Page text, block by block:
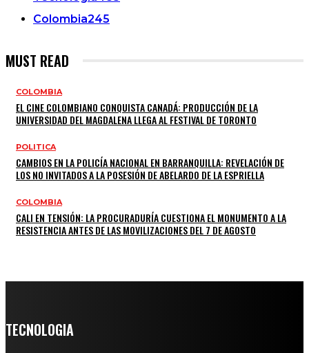
Colombia245
MUST READ
COLOMBIA
EL CINE COLOMBIANO CONQUISTA CANADÁ: PRODUCCIÓN DE LA
UNIVERSIDAD DEL MAGDALENA LLEGA AL FESTIVAL DE TORONTO
POLITICA
CAMBIOS EN LA POLICÍA NACIONAL EN BARRANQUILLA: REVELACIÓN DE
LOS NO INVITADOS A LA POSESIÓN DE ABELARDO DE LA ESPRIELLA
COLOMBIA
CALI EN TENSIÓN: LA PROCURADURÍA CUESTIONA EL MONUMENTO A LA
RESISTENCIA ANTES DE LAS MOVILIZACIONES DEL 7 DE AGOSTO
TECNOLOGIA